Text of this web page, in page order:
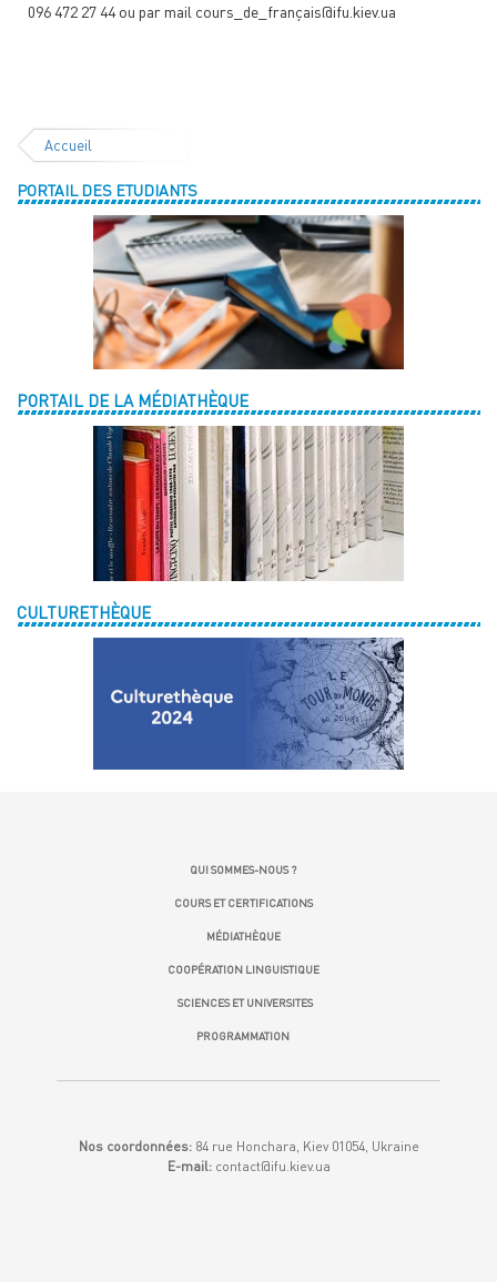
096 472 27 44 ou par mail cours_de_français@ifu.kiev.ua
Accueil
PORTAIL DES ETUDIANTS
PORTAIL DE LA MÉDIATHÈQUE
CULTURETHÈQUE
QUI SOMMES-NOUS ?
COURS ET CERTIFICATIONS
MÉDIATHÈQUE
COOPÉRATION LINGUISTIQUE
SCIENCES ET UNIVERSITES
PROGRAMMATION
Nos coordonnées:84 rue Honchara, Kiev 01054, Ukraine
E-mail: contact@ifu.kiev.ua